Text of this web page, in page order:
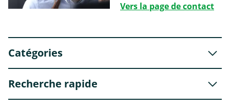
Vers la page de contact
Catégories
Recherche rapide